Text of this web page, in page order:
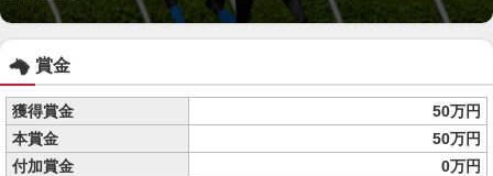
賞金
獲得賞金
50万円
本賞金
50万円
付加賞金
0万円